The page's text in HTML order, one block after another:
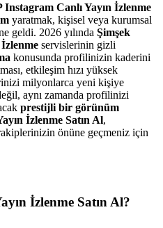
Instagram Canlı Yayın İzlenme
yaratmak, kişisel veya kurumsal
geldi. 2026 yılında Şimşek
İzlenme servislerinin gizli
konusunda profilinizin kaderini
etkileşim hızı yüksek
milyonlarca yeni kişiye
aynı zamanda profilinizi
prestijli bir görünüm
İzlenme Satın Al,
rakiplerinizin önüne geçmeniz için
İzlenme Satın Al?